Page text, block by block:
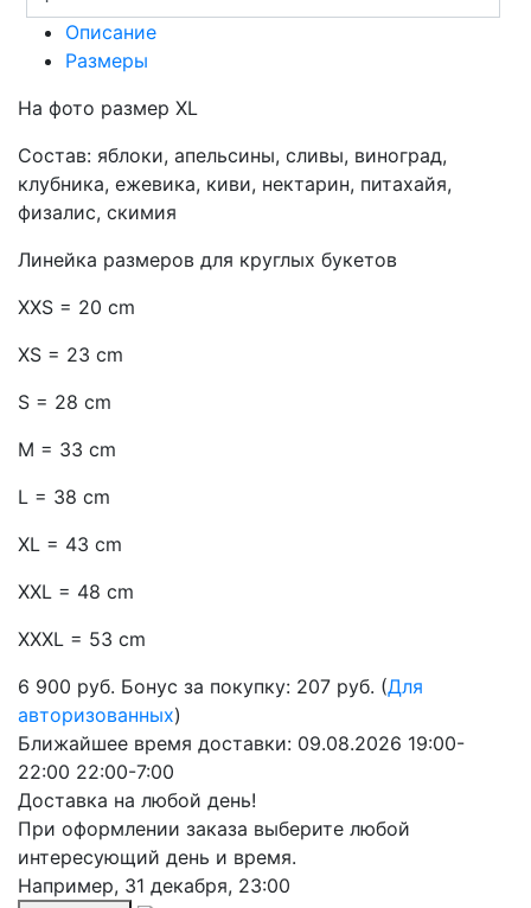
Описание
Размеры
На фото размер XL
Состав: яблоки, апельсины, сливы, виноград,
клубника, ежевика, киви, нектарин, питахайя,
физалис, скимия
Линейка размеров для круглых букетов
XXS = 20 cm
XS = 23 cm
S = 28 cm
M = 33 cm
L = 38 cm
XL = 43 cm
XXL = 48 cm
XXXL = 53 cm
6 900 руб. Бонус за покупку: 207 руб. (Для
авторизованных)
Ближайшее время доставки: 09.08.2026 19:00-
22:00 22:00-7:00
Доставка на любой день!
При оформлении заказа выберите любой
интересующий день и время.
Например, 31 декабря, 23:00